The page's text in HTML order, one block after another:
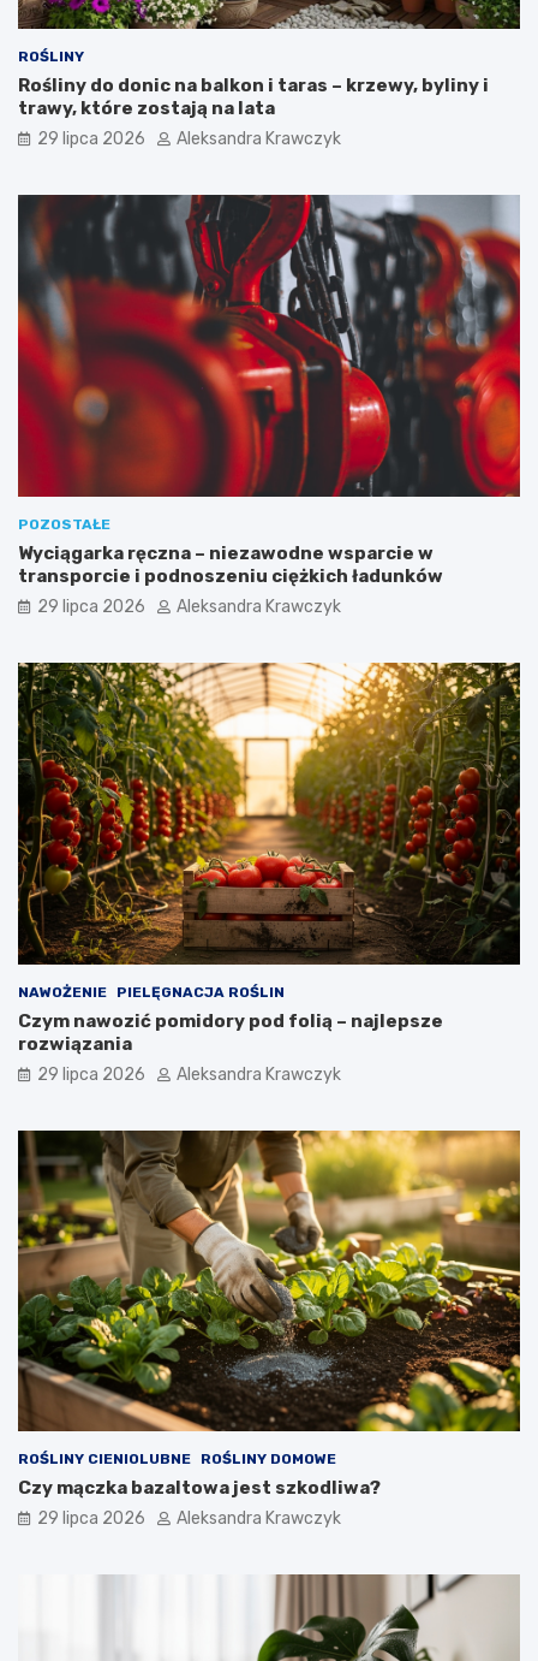
ROŚLINY
Rośliny do donic na balkon i taras – krzewy, byliny i
trawy, które zostają na lata
29 lipca 2026 Aleksandra Krawczyk
POZOSTAŁE
Wyciągarka ręczna – niezawodne wsparcie w
transporcie i podnoszeniu ciężkich ładunków
29 lipca 2026 Aleksandra Krawczyk
NAWOŻENIE PIELĘGNACJA ROŚLIN
Czym nawozić pomidory pod folią – najlepsze
rozwiązania
29 lipca 2026 Aleksandra Krawczyk
ROŚLINY CIENIOLUBNE ROŚLINY DOMOWE
Czy mączka bazaltowa jest szkodliwa?
29 lipca 2026 Aleksandra Krawczyk